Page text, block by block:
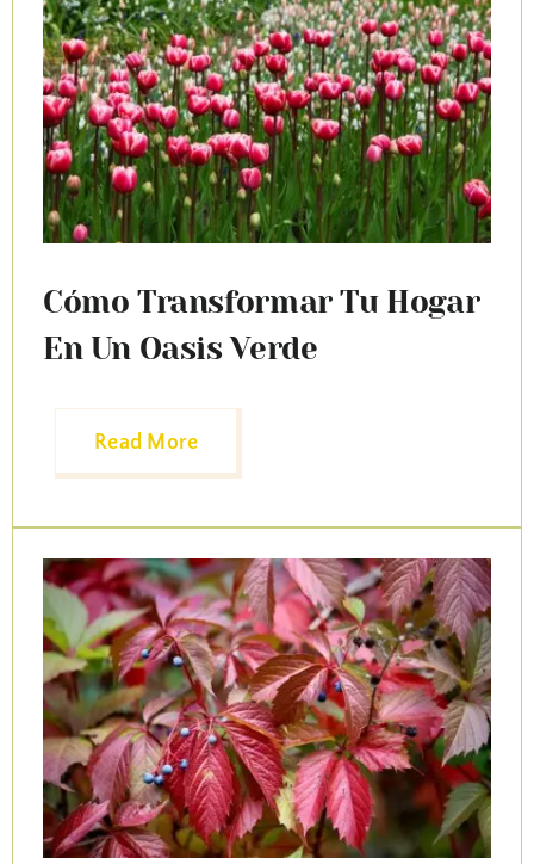
Contactar
Tienda
Cómo Transformar Tu Hogar
En Un Oasis Verde
Read More